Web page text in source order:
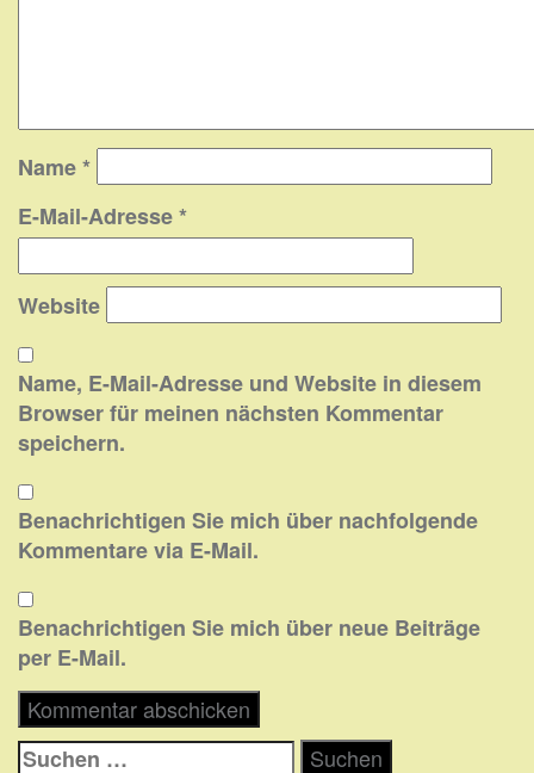
Name*
E-Mail-Adresse*
Website
Name, E-Mail-Adresse und Website in diesem
Browser für meinen nächsten Kommentar
speichern.
Benachrichtigen Sie mich über nachfolgende
Kommentare via E-Mail.
Benachrichtigen Sie mich über neue Beiträge
per E-Mail.
Suchen